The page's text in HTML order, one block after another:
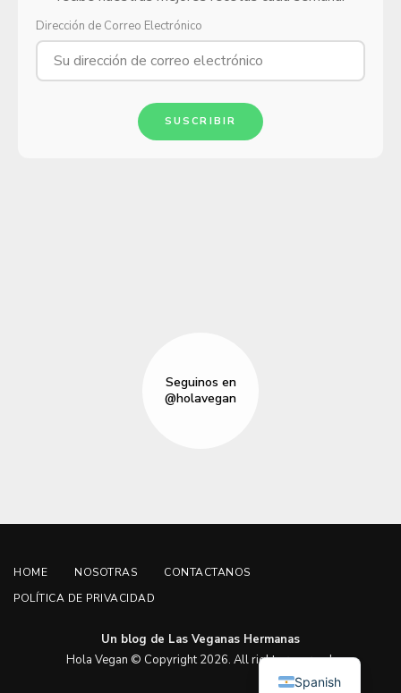
Dirección de Correo Electrónico
SUSCRIBIR
Seguinos en
@holavegan
HOME NOSOTRAS
CONTACTANOS
POLÍTICA DE PRIVACIDAD
Un blog de Las Veganas Hermanas
Hola Vegan © Copyright 2026. All rights reserved.
Spanish
English